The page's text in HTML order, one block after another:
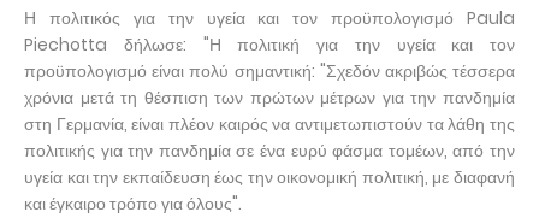
Η πολιτικός για την υγεία και τον προϋπολογισμό Paula
Piechotta δήλωσε: "Η πολιτική για την υγεία και τον
προϋπολογισμό είναι πολύ σημαντική: "Σχεδόν ακριβώς τέσσερα
χρόνια μετά τη θέσπιση των πρώτων μέτρων για την πανδημία
στη Γερμανία, είναι πλέον καιρός να αντιμετωπιστούν τα λάθη της
πολιτικής για την πανδημία σε ένα ευρύ φάσμα τομέων, από την
υγεία και την εκπαίδευση έως την οικονομική πολιτική, με διαφανή
και έγκαιρο τρόπο για όλους".